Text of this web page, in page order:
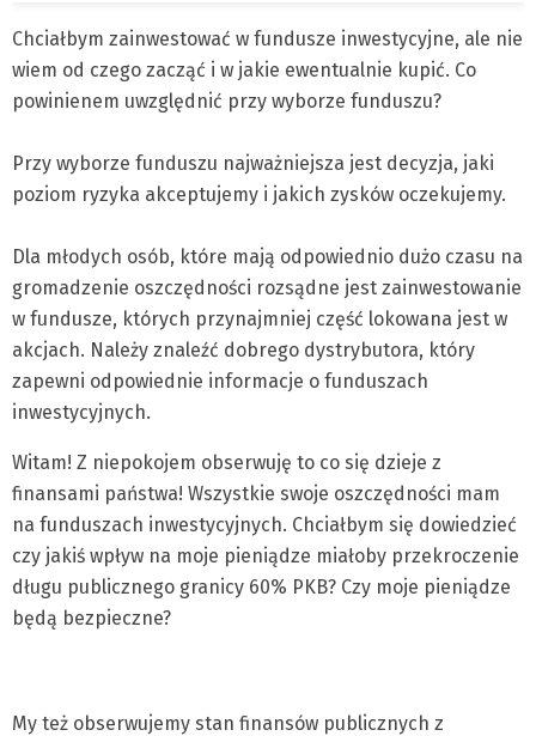
Chciałbym zainwestować w fundusze inwestycyjne, ale nie
wiem od czego zacząć i w jakie ewentualnie kupić. Co
powinienem uwzględnić przy wyborze funduszu?
Przy wyborze funduszu najważniejsza jest decyzja, jaki
poziom ryzyka akceptujemy i jakich zysków oczekujemy.
Dla młodych osób, które mają odpowiednio dużo czasu na
gromadzenie oszczędności rozsądne jest zainwestowanie
w fundusze, których przynajmniej część lokowana jest w
akcjach. Należy znaleźć dobrego dystrybutora, który
zapewni odpowiednie informacje o funduszach
inwestycyjnych.
Witam! Z niepokojem obserwuję to co się dzieje z
finansami państwa! Wszystkie swoje oszczędności mam
na funduszach inwestycyjnych. Chciałbym się dowiedzieć
czy jakiś wpływ na moje pieniądze miałoby przekroczenie
długu publicznego granicy 60% PKB? Czy moje pieniądze
będą bezpieczne?
My też obserwujemy stan finansów publicznych z